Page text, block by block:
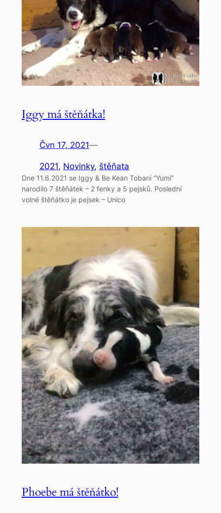
Iggy má štěňátka!
Čvn 17, 2021—
2021, Novinky, štěňata
Dne 11.6.2021 se Iggy & Be Kean Tobani “Yumi”
narodilo 7 štěňátek – 2 fenky a 5 pejsků. Poslední
volné štěňátko je pejsek – Unico
Phoebe má štěňátko!